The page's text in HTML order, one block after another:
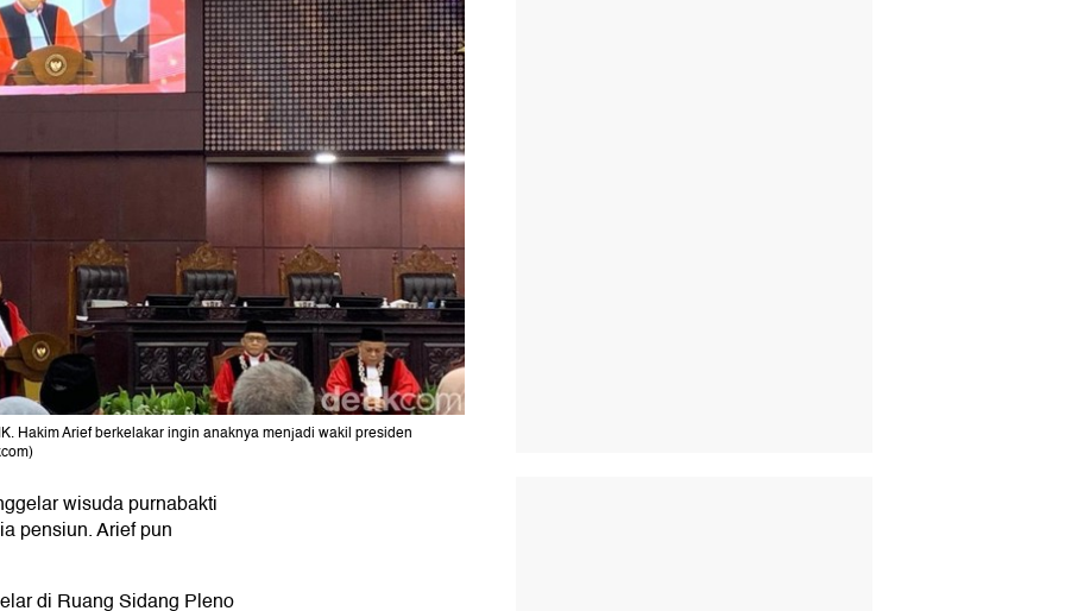
Hakim Arief berkelakar ingin anaknya menjadi wakil presiden
wisuda purnabakti
pensiun. Arief pun
di Ruang Sidang Pleno